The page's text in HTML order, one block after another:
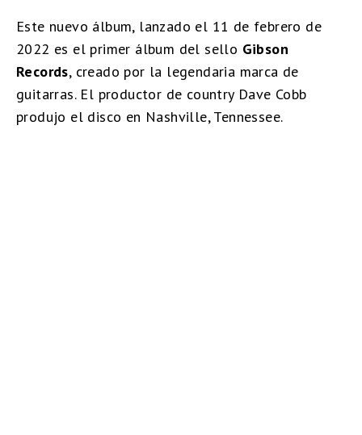
Este nuevo álbum, lanzado el 11 de febrero de
2022 es el primer álbum del sello Gibson
Records, creado por la legendaria marca de
guitarras. El productor de country Dave Cobb
produjo el disco en Nashville, Tennessee.​